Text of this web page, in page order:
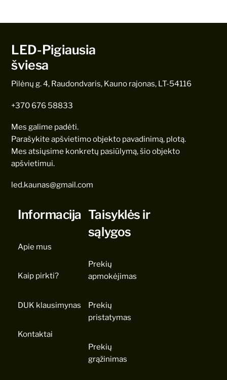
LED-Pigiausia
šviesa
Pilėnų g. 4, Raudondvaris, Kauno rajonas, LT-54116
+370 676 58833
Mes galime padėti.
Parašykite apšvietimo objekto pavadinimą, plotą.
Mes atsiųsime konkretų pasiūlymą, šio objekto
apšvietimui.
led.kaunas@gmail.com
Informacija
Apie mus
Kaip pirkti?
DUK klausimynas
Kontaktai
Taisyklės ir
sąlygos
Prekių
apmokėjimas
Prekių
pristatymas
Prekių
grąžinimas